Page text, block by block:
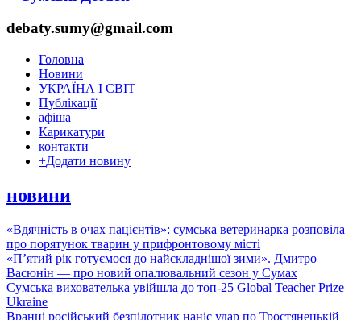
debaty.sumy@gmail.com
Головна
Новини
УКРАЇНА І СВІТ
Публікації
афіша
Карикатури
контакти
+Додати новину
новини
«Вдячність в очах пацієнтів»: сумська ветеринарка розповіла
про порятунок тварин у прифронтовому місті
«П’ятий рік готуємося до найскладнішої зими». Дмитро
Васюнін — про новий опалювальний сезон у Сумах
Сумська вихователька увійшла до топ-25 Global Teacher Prize
Ukraine
Вранці російський безпілотник наніс удар по Тростянецькій